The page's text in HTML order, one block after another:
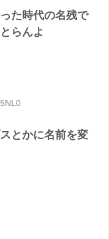
た時代の名残で
らんよ
とかに名前を変